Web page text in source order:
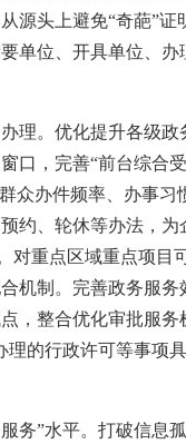
源头上避免“奇葩”
单位、开具单位、
。优化提升各级政
口，完善“前台综合
众办件频率、办事
约、轮休等办法，
对重点区域重点项
机制。完善政务服
，整合优化审批服
理的行政许可等事项
”水平。打破信息